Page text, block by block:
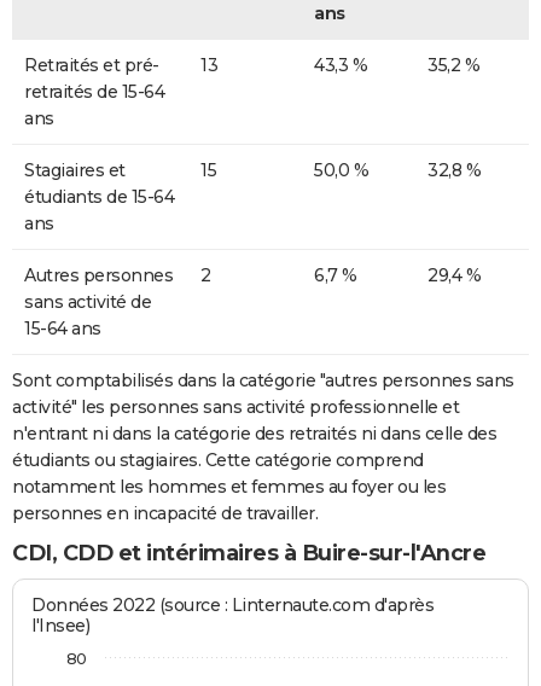
ans
Retraités et pré-
retraités de 15-64
ans
13 43,3 % 35,2 %
Stagiaires et
étudiants de 15-64
ans
15 50,0 % 32,8 %
Autres personnes
sans activité de
15-64 ans
2 6,7 % 29,4 %
Sont comptabilisés dans la catégorie "autres personnes sans
activité" les personnes sans activité professionnelle et
n'entrant ni dans la catégorie des retraités ni dans celle des
étudiants ou stagiaires. Cette catégorie comprend
notamment les hommes et femmes au foyer ou les
personnes en incapacité de travailler.
CDI, CDD et intérimaires à Buire-sur-l'Ancre
Données 2022 (source : Linternaute.com d'après
l'Insee)
80